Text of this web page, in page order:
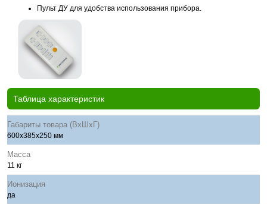
Пульт ДУ для удобства использования прибора.
Таблица характеристик
Габариты товара (ВхШхГ)
600х385х250 мм
Масса
11 кг
Ионизация
да